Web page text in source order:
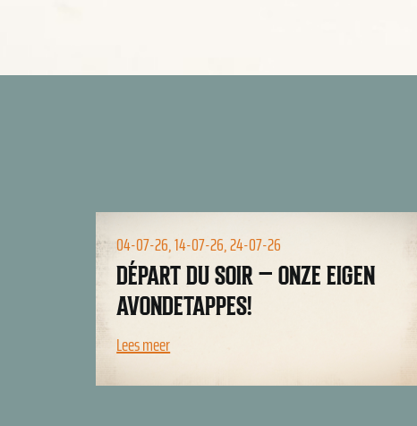
01-01-26
BIKEPACK ARRANGEMENT (HET
JAAR ROND!)
Lees meer